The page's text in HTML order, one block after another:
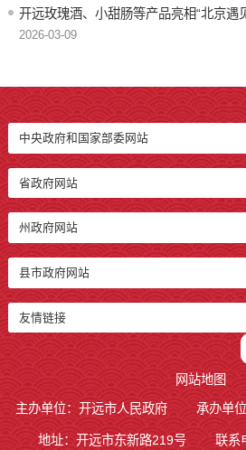
见证历史对
果铁路桥不
开远玫瑰酒、小甜肠等产品亮相“北京遇
2026-03-09
中央政府和国家部委网站
省政府网站
州政府网站
县市政府网站
友情链接
网站地图
主办单位：开远市人民政府
承办单
地址：开远市东新路219号 联系